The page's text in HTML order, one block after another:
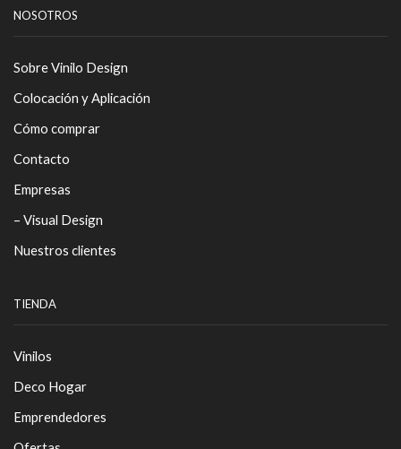
NOSOTROS
Sobre Vinilo Design
Colocación y Aplicación
Cómo comprar
Contacto
Empresas
– Visual Design
Nuestros clientes
TIENDA
Vinilos
Deco Hogar
Emprendedores